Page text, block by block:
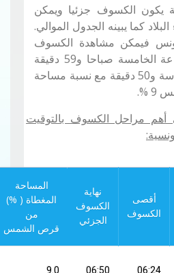
يكون الكسوف جزئيا ويمكن
كما يبينه الجدول الموالي.
فيمكن مشاهدة الكسوف
الجزئي بداية من الساعة الخامسة صباحا و59 دقيقة
إلى غاية الساعة السادسة و50 دقيقة مع نسبة مساحة
أهم مراحل الكسوف بالتوقيت
أقصى
الكسوف
نهاية
الكسوف
الجزئي
المساحة
المغطاة ( %)
من
قرص الشمس
06:24
06:50
9.0